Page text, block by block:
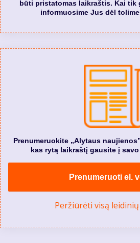
būti pristatomas laikraštis. Kai tik
informuosime Jus dėl
Prenumeruokite „Alytaus
kas rytą laikraštį gausite į
Prenumeruoti el.
Peržiūrėti visą